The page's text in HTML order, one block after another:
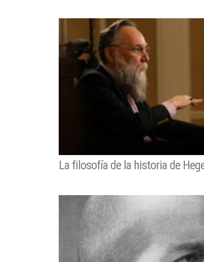
La filosofía de la historia de